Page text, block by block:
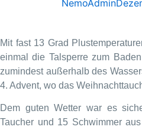
NemoAdmin
Mit fast 13 Grad
einmal die Talsperre zum
zumindest außerhalb des
4. Advent, wo das
Dem guten Wetter war es
Taucher und 15 Schwimmer